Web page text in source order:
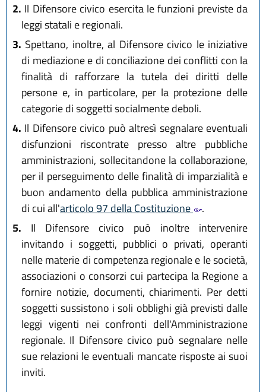
2. Il Difensore civico esercita le funzioni previste da
leggi statali e regionali.
3. Spettano, inoltre, al Difensore civico le iniziative
di mediazione e di conciliazione dei conflitti con la
finalità di rafforzare la tutela dei diritti delle
persone e, in particolare, per la protezione delle
categorie di soggetti socialmente deboli.
4. Il Difensore civico può altresì segnalare eventuali
disfunzioni riscontrate presso altre pubbliche
amministrazioni, sollecitandone la collaborazione,
per il perseguimento delle finalità di imparzialità e
buon andamento della pubblica amministrazione
di cui all'articolo 97 della Costituzione
.
5. Il Difensore civico può inoltre intervenire
invitando i soggetti, pubblici o privati, operanti
nelle materie di competenza regionale e le società,
associazioni o consorzi cui partecipa la Regione a
fornire notizie, documenti, chiarimenti. Per detti
soggetti sussistono i soli obblighi già previsti dalle
leggi vigenti nei confronti dell'Amministrazione
regionale. Il Difensore civico può segnalare nelle
sue relazioni le eventuali mancate risposte ai suoi
inviti.